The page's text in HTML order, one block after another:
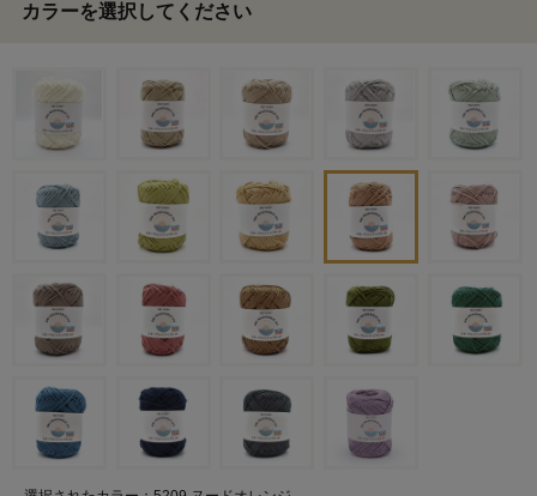
カラーを選択してください